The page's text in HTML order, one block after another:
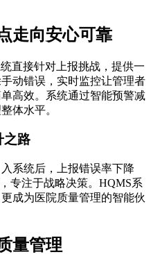
走向安心可靠
直接针对上报挑战，提供一
动错误，实时监控让管理者
高效。系统通过智能预警减
体水平。
之路
系统后，上报错误率下降
专注于战略决策。HQMS系
成为医院质量管理的智能伙
量管理